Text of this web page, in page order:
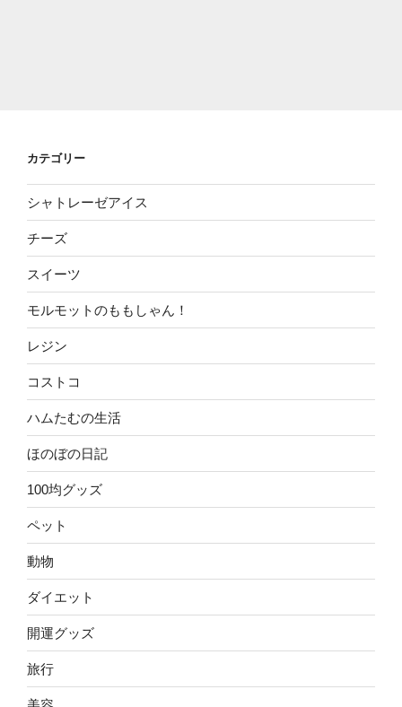
カテゴリー
シャトレーゼアイス
チーズ
スイーツ
モルモットのももしゃん！
レジン
コストコ
ハムたむの生活
ほのぼの日記
100均グッズ
ペット
動物
ダイエット
開運グッズ
旅行